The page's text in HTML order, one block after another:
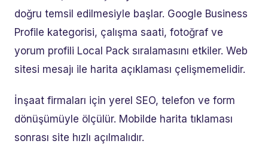
doğru temsil edilmesiyle başlar. Google Business
Profile kategorisi, çalışma saati, fotoğraf ve
yorum profili Local Pack sıralamasını etkiler. Web
sitesi mesajı ile harita açıklaması çelişmemelidir.
İnşaat firmaları için yerel SEO, telefon ve form
dönüşümüyle ölçülür. Mobilde harita tıklaması
sonrası site hızlı açılmalıdır.